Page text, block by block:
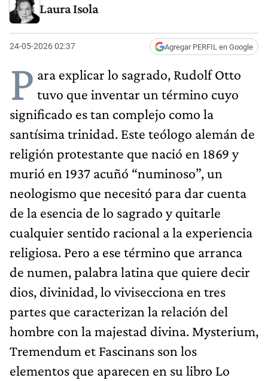
Laura Isola
24-05-2026 02:37 Agregar PERFIL en Google
P ara explicar lo sagrado, Rudolf Otto
tuvo que inventar un término cuyo
significado es tan complejo como la
santísima trinidad. Este teólogo alemán de
religión protestante que nació en 1869 y
murió en 1937 acuñó “numinoso”, un
neologismo que necesitó para dar cuenta
de la esencia de lo sagrado y quitarle
cualquier sentido racional a la experiencia
religiosa. Pero a ese término que arranca
de numen, palabra latina que quiere decir
dios, divinidad, lo vivisecciona en tres
partes que caracterizan la relación del
hombre con la majestad divina. Mysterium,
Tremendum et Fascinans son los
elementos que aparecen en su libro Lo